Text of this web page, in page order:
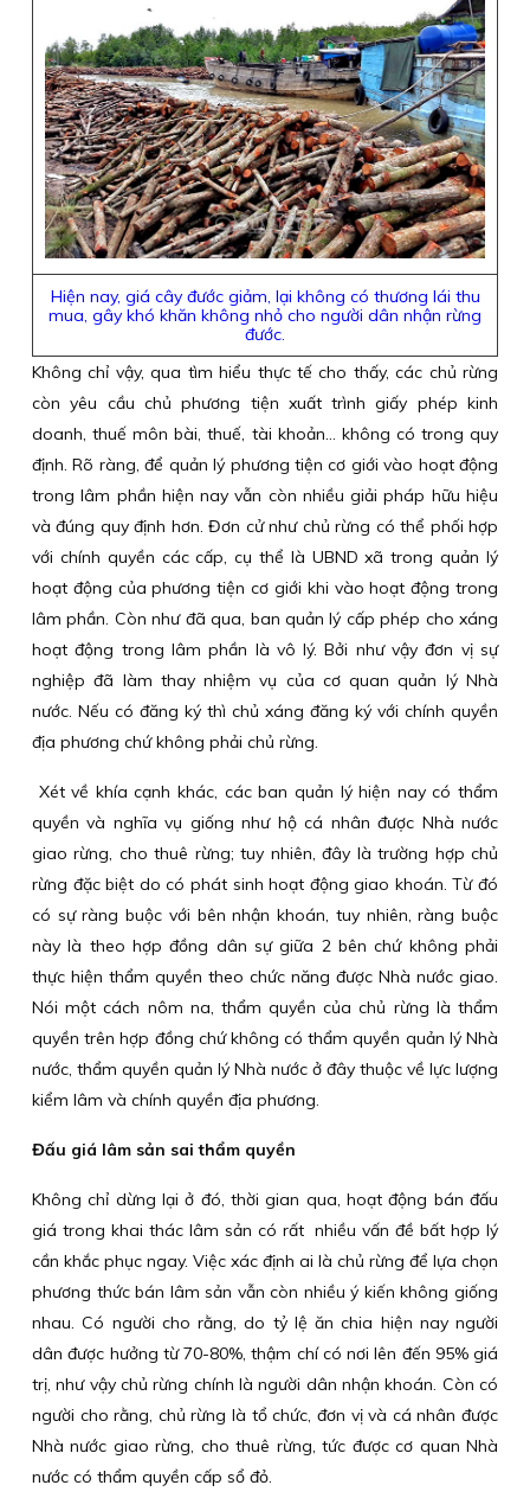
Hiện nay, giá cây đước giảm, lại không có thương lái thu
mua, gây khó khăn không nhỏ cho người dân nhận rừng
đước.
Không chỉ vậy, qua tìm hiểu thực tế cho thấy, các chủ rừng
còn yêu cầu chủ phương tiện xuất trình giấy phép kinh
doanh, thuế môn bài, thuế, tài khoản… không có trong quy
định. Rõ ràng, để quản lý phương tiện cơ giới vào hoạt động
trong lâm phần hiện nay vẫn còn nhiều giải pháp hữu hiệu
và đúng quy định hơn. Đơn cử như chủ rừng có thể phối hợp
với chính quyền các cấp, cụ thể là UBND xã trong quản lý
hoạt động của phương tiện cơ giới khi vào hoạt động trong
lâm phần. Còn như đã qua, ban quản lý cấp phép cho xáng
hoạt động trong lâm phần là vô lý. Bởi như vậy đơn vị sự
nghiệp đã làm thay nhiệm vụ của cơ quan quản lý Nhà
nước. Nếu có đăng ký thì chủ xáng đăng ký với chính quyền
địa phương chứ không phải chủ rừng.
Xét về khía cạnh khác, các ban quản lý hiện nay có thẩm
quyền và nghĩa vụ giống như hộ cá nhân được Nhà nước
giao rừng, cho thuê rừng; tuy nhiên, đây là trường hợp chủ
rừng đặc biệt do có phát sinh hoạt động giao khoán. Từ đó
có sự ràng buộc với bên nhận khoán, tuy nhiên, ràng buộc
này là theo hợp đồng dân sự giữa 2 bên chứ không phải
thực hiện thẩm quyền theo chức năng được Nhà nước giao.
Nói một cách nôm na, thẩm quyền của chủ rừng là thẩm
quyền trên hợp đồng chứ không có thẩm quyền quản lý Nhà
nước, thẩm quyền quản lý Nhà nước ở đây thuộc về lực lượng
kiểm lâm và chính quyền địa phương.
Đấu giá lâm sản sai thẩm quyền
Không chỉ dừng lại ở đó, thời gian qua, hoạt động bán đấu
giá trong khai thác lâm sản có rất nhiều vấn đề bất hợp lý
cần khắc phục ngay. Việc xác định ai là chủ rừng để lựa chọn
phương thức bán lâm sản vẫn còn nhiều ý kiến không giống
nhau. Có người cho rằng, do tỷ lệ ăn chia hiện nay người
dân được hưởng từ 70-80%, thậm chí có nơi lên đến 95% giá
trị, như vậy chủ rừng chính là người dân nhận khoán. Còn có
người cho rằng, chủ rừng là tổ chức, đơn vị và cá nhân được
Nhà nước giao rừng, cho thuê rừng, tức được cơ quan Nhà
nước có thẩm quyền cấp sổ đỏ.